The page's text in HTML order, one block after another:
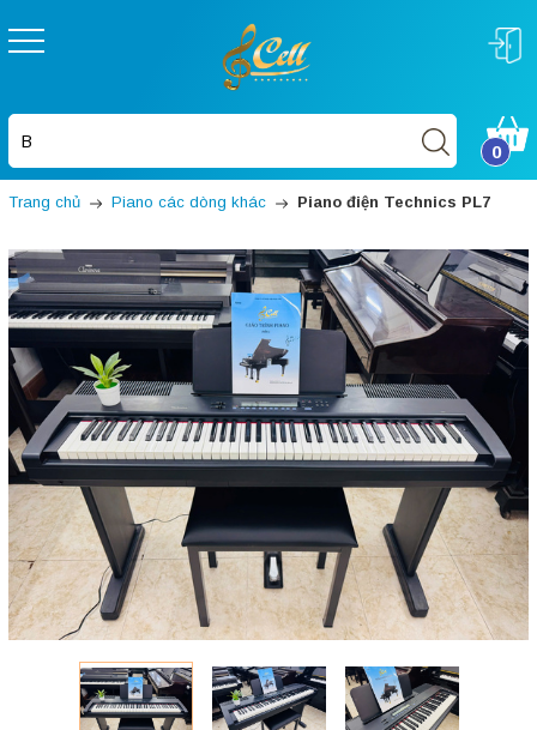
0
Trang chủ Piano các dòng khác Piano điện Technics PL7